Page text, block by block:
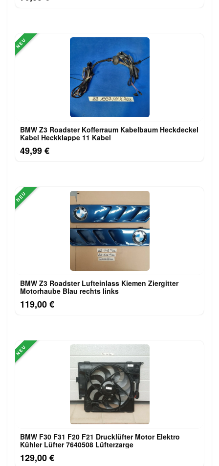
NEU
BMW Z3 Roadster Kofferraum Kabelbaum Heckdeckel
Kabel Heckklappe 11 Kabel
49,99 €
NEU
BMW Z3 Roadster Lufteinlass Ki​emen Ziergitter
Motorhaube Blau rechts links
119,00 €
NEU
BMW F30 F31 F20 F21 Drucklüfter Motor Elektro
Kühler Lüfter 7640508 Lüfterzarge
129,00 €